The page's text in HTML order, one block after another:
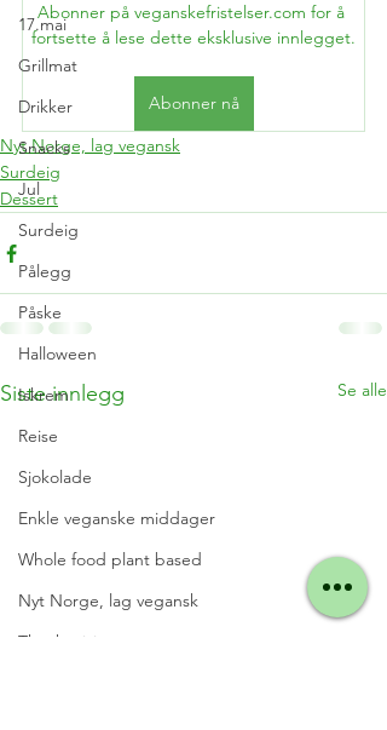
17.mai
Grillmat
Drikker
Snacks
Jul
Surdeig
Pålegg
Påske
Halloween
Iskrem
Reise
Sjokolade
Enkle veganske middager
Whole food plant based
Nyt Norge, lag vegansk
Thanksgiving
Abonner på veganskefristelser.com for å
fortsette å lese dette eksklusive innlegget.
Abonner nå
Nyt Norge, lag vegansk
Surdeig
Dessert
Siste innlegg Se alle